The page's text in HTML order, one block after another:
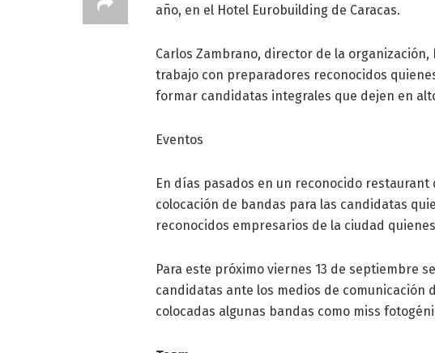
año, en el Hotel Eurobuilding de Caracas.
Carlos Zambrano, director de la
trabajo con preparadores reconocidos
formar candidatas integrales que dejen en
Eventos
En días pasados en un reconocido restaurant
colocación de bandas para las candidatas
reconocidos empresarios de la ciudad
Para este próximo viernes 13 de septiembre
candidatas ante los medios de comunicación
colocadas algunas bandas como miss